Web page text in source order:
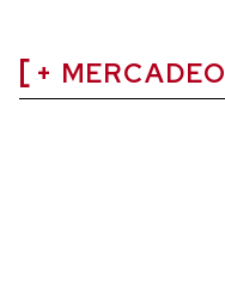
+ MERCADEO